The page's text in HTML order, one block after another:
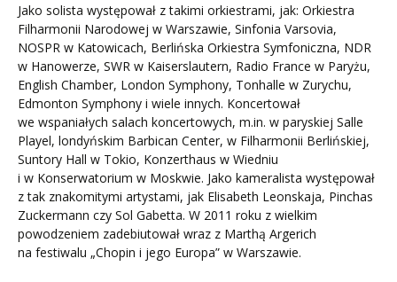
Jako solista występował z takimi orkiestrami, jak: Orkiestra
Filharmonii Narodowej w Warszawie, Sinfonia Varsovia,
NOSPR w Katowicach, Berlińska Orkiestra Symfoniczna, NDR
w Hanowerze, SWR w Kaiserslautern, Radio France w Paryżu,
English Chamber, London Symphony, Tonhalle w Zurychu,
Edmonton Symphony i wiele innych. Koncertował
we wspaniałych salach koncertowych, m.in. w paryskiej Salle
Playel, londyńskim Barbican Center, w Filharmonii Berlińskiej,
Suntory Hall w Tokio, Konzerthaus w Wiedniu
i w Konserwatorium w Moskwie. Jako kameralista występował
z tak znakomitymi artystami, jak Elisabeth Leonskaja, Pinchas
Zuckermann czy Sol Gabetta. W 2011 roku z wielkim
powodzeniem zadebiutował wraz z Marthą Argerich
na festiwalu „Chopin i jego Europa” w Warszawie.